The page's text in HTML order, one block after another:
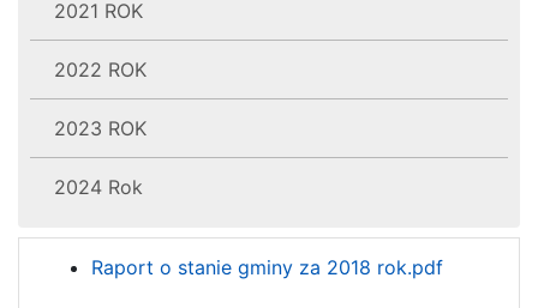
2021 ROK
2022 ROK
2023 ROK
2024 Rok
Raport o stanie gminy za 2018 rok.pdf